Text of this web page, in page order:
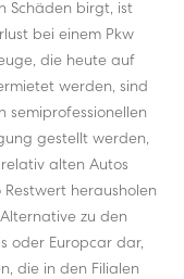
Schäden birgt, ist
bei einem Pkw
die heute auf
werden, sind
semiprofessionellen
gestellt werden,
alten Autos
herausholen
zu den
oder Europcar dar,
die in den Filialen